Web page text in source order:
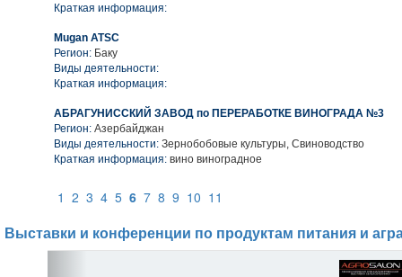
Краткая информация:
Mugan ATSC
Регион: Баку
Виды деятельности:
Краткая информация:
АБРАГУНИССКИЙ ЗАВОД по ПЕРЕРАБОТКЕ ВИНОГРАДА №3
Регион: Азербайджан
Виды деятельности: Зернобобовые культуры, Свиноводство
Краткая информация: вино виноградное
1 2 3 4 5 6 7 8 9 10 11
Выставки и конференции по продуктам питания и